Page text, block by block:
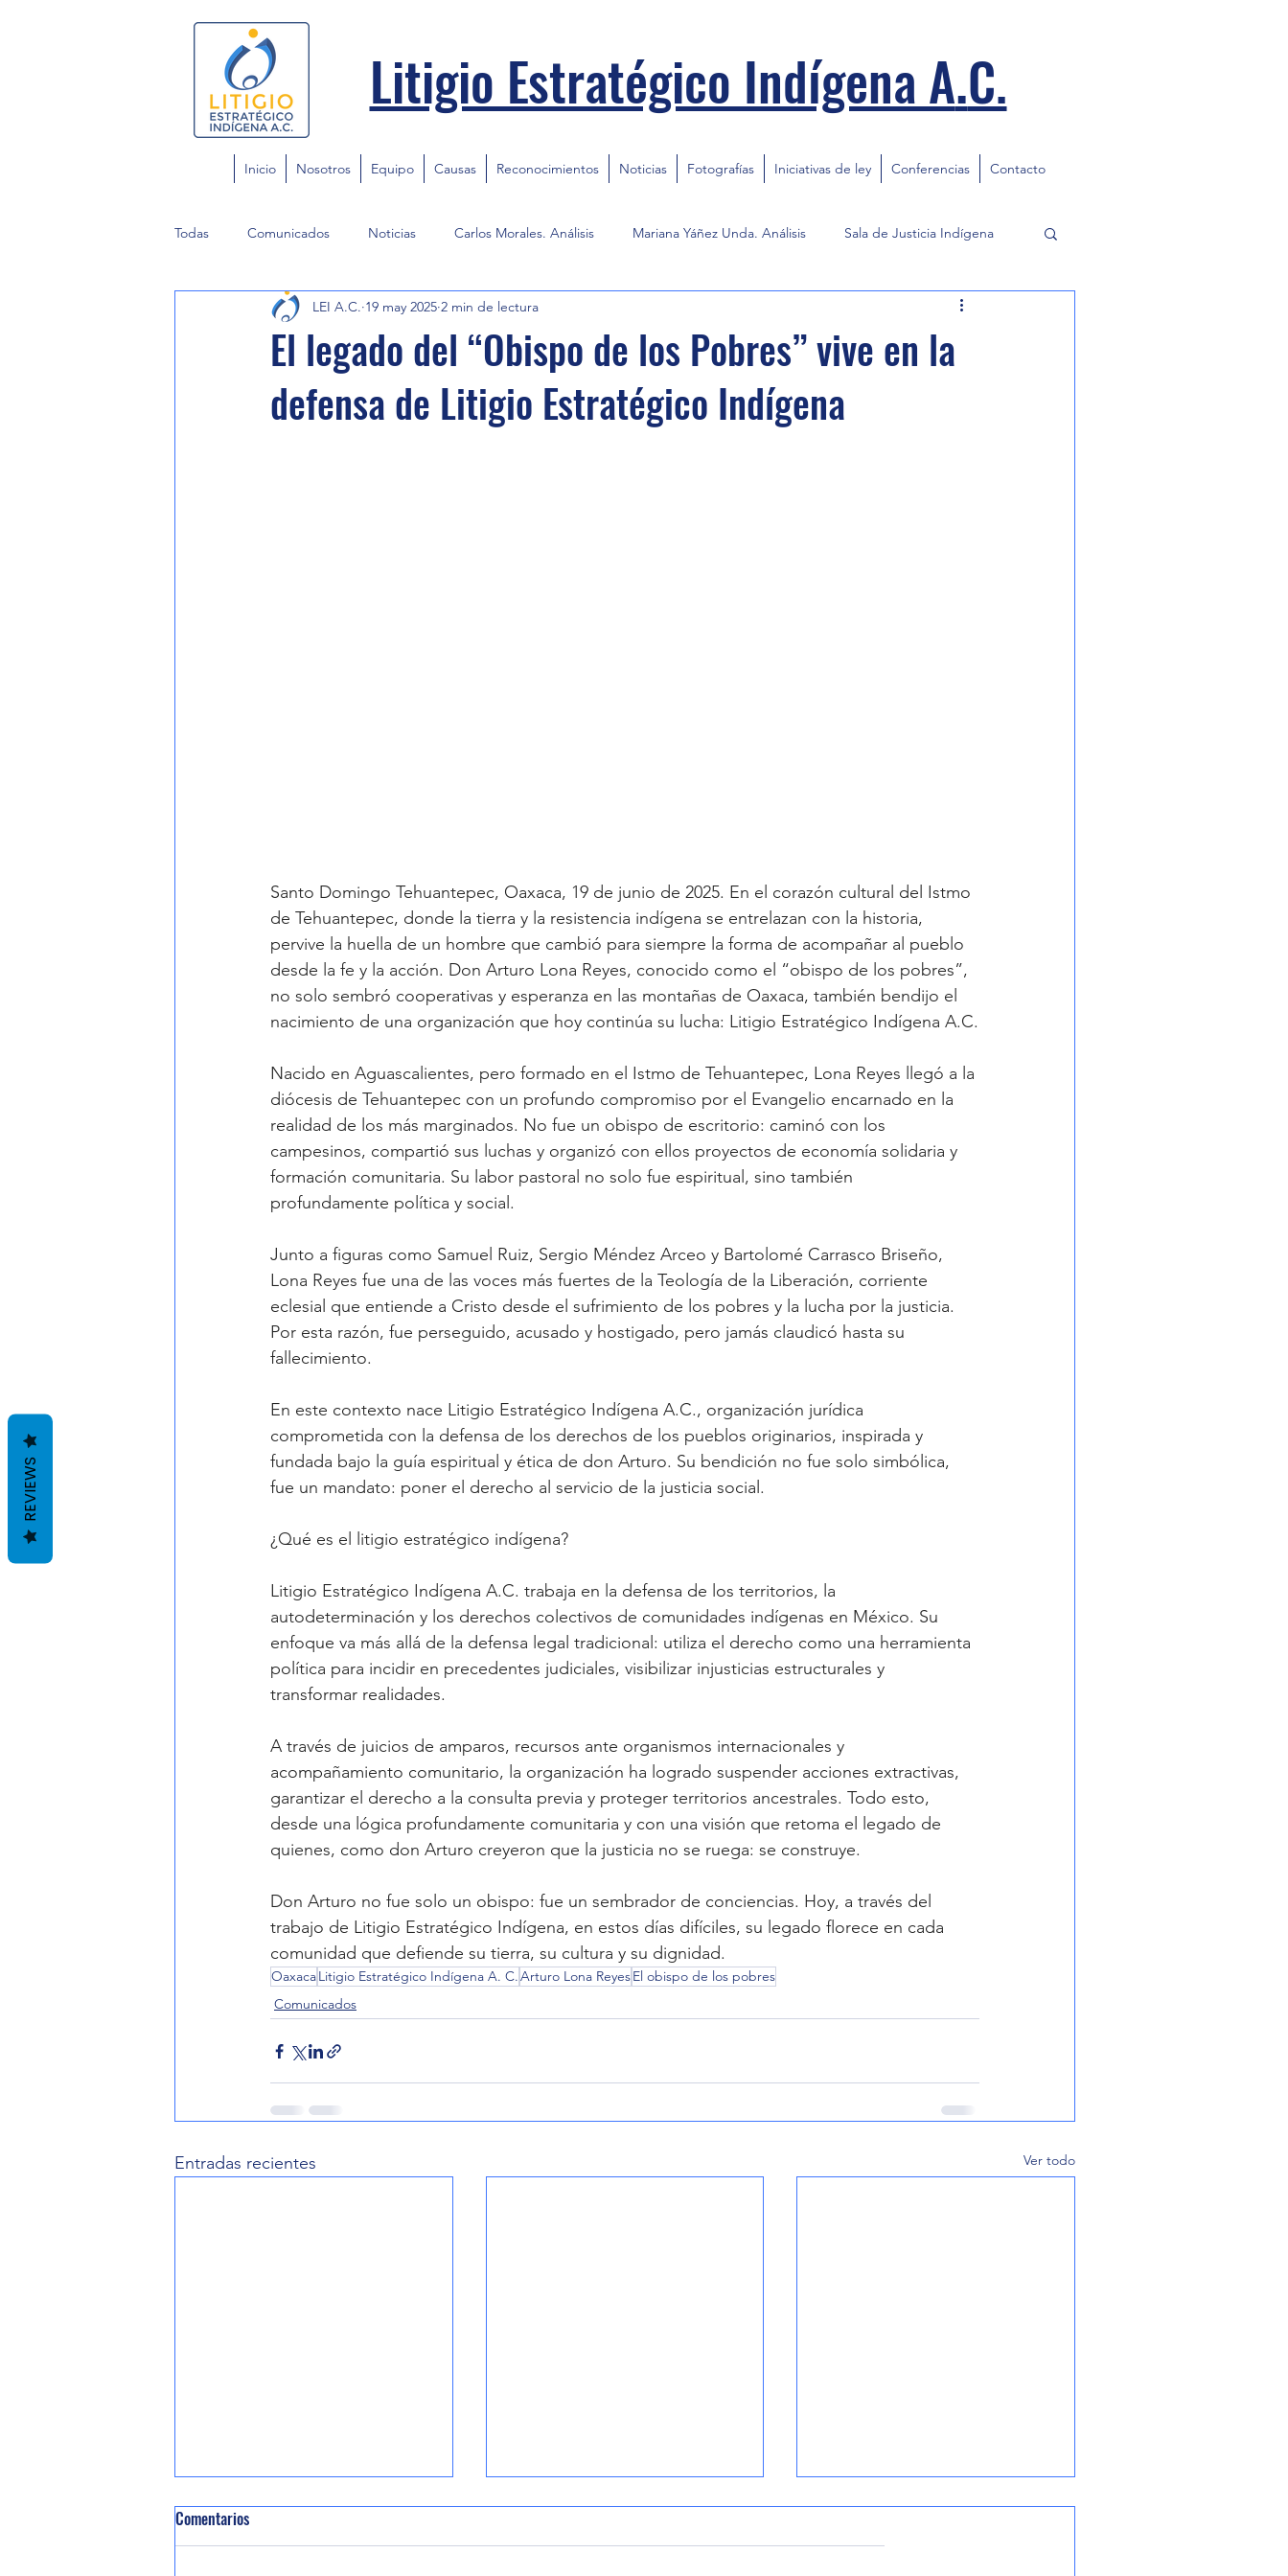
Litigio Estratégico Indígena A.C.
Inicio Nosotros Equipo Causas Reconocimientos Noticias Fotografías Iniciativas de ley Conferencias Contacto
Todas Comunicados Noticias Carlos Morales. Análisis Mariana Yáñez Unda. Análisis Sala de Justicia Indígena
El legado del “Obispo de los Pobres” vive en la
defensa de Litigio Estratégico Indígena
LEI A.C. 19 may 2025 2 min de lectura
Santo Domingo Tehuantepec, Oaxaca, 19 de junio de 2025. En el corazón cultural del Istmo
de Tehuantepec, donde la tierra y la resistencia indígena se entrelazan con la historia,
pervive la huella de un hombre que cambió para siempre la forma de acompañar al pueblo
desde la fe y la acción. Don Arturo Lona Reyes, conocido como el “obispo de los pobres”,
no solo sembró cooperativas y esperanza en las montañas de Oaxaca, también bendijo el
nacimiento de una organización que hoy continúa su lucha: Litigio Estratégico Indígena A.C.
Nacido en Aguascalientes, pero formado en el Istmo de Tehuantepec, Lona Reyes llegó a la
diócesis de Tehuantepec con un profundo compromiso por el Evangelio encarnado en la
realidad de los más marginados. No fue un obispo de escritorio: caminó con los
campesinos, compartió sus luchas y organizó con ellos proyectos de economía solidaria y
formación comunitaria. Su labor pastoral no solo fue espiritual, sino también
profundamente política y social.
Junto a figuras como Samuel Ruiz, Sergio Méndez Arceo y Bartolomé Carrasco Briseño,
Lona Reyes fue una de las voces más fuertes de la Teología de la Liberación, corriente
eclesial que entiende a Cristo desde el sufrimiento de los pobres y la lucha por la justicia.
Por esta razón, fue perseguido, acusado y hostigado, pero jamás claudicó hasta su
fallecimiento.
En este contexto nace Litigio Estratégico Indígena A.C., organización jurídica
comprometida con la defensa de los derechos de los pueblos originarios, inspirada y
fundada bajo la guía espiritual y ética de don Arturo. Su bendición no fue solo simbólica,
fue un mandato: poner el derecho al servicio de la justicia social.
¿Qué es el litigio estratégico indígena?
Litigio Estratégico Indígena A.C. trabaja en la defensa de los territorios, la
autodeterminación y los derechos colectivos de comunidades indígenas en México. Su
enfoque va más allá de la defensa legal tradicional: utiliza el derecho como una herramienta
política para incidir en precedentes judiciales, visibilizar injusticias estructurales y
transformar realidades.
A través de juicios de amparos, recursos ante organismos internacionales y
acompañamiento comunitario, la organización ha logrado suspender acciones extractivas,
garantizar el derecho a la consulta previa y proteger territorios ancestrales. Todo esto,
desde una lógica profundamente comunitaria y con una visión que retoma el legado de
quienes, como don Arturo creyeron que la justicia no se ruega: se construye.
Don Arturo no fue solo un obispo: fue un sembrador de conciencias. Hoy, a través del
trabajo de Litigio Estratégico Indígena, en estos días difíciles, su legado florece en cada
comunidad que defiende su tierra, su cultura y su dignidad.
OaxacaLitigio Estratégico Indígena A. C.Arturo Lona ReyesEl obispo de los pobres
Comunicados
Entradas recientes Ver todo
Comentarios
REVIEWS